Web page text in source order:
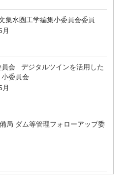
集水圏工学編集小委員会委員
月
員会 デジタルツインを活用した
委員会
月
局 ダム等管理フォローアップ委